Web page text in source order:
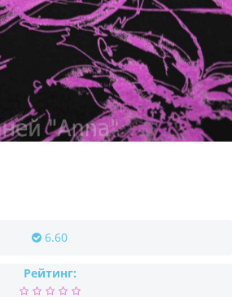
6.60
Рейтинг: